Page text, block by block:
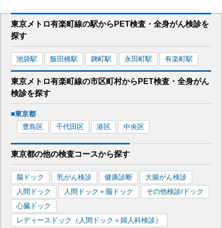
東京メトロ有楽町線の駅から PET検査・全身がん検診を
探す
池袋駅 飯田橋駅 麹町駅 永田町駅 有楽町駅
東京メトロ有楽町線の市区町村から PET検査・全身がん
検診を探す
■東京都
豊島区
千代田区 港区 中央区
東京都の他の検査コースから探す
脳ドック 乳がん検診 健康診断
大腸がん検診
人間ドック
人間ドック＋脳ドック
その他検診/ドック
心臓ドック
レディースドック（人間ドック＋婦人科検診）